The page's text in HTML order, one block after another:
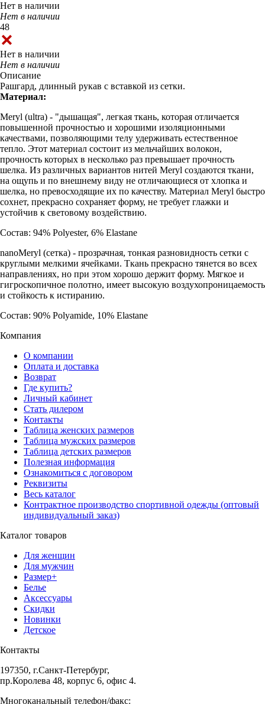
Нет в наличии
Нет в наличии
48
Нет в наличии
Нет в наличии
Описание
Рашгард, длинный рукав с вставкой из сетки.
Материал:
Meryl (ultra) - "дышащая", легкая ткань, которая отличается
повышенной прочностью и хорошими изоляционными
качествами, позволяющими телу удерживать естественное
тепло. Этот материал состоит из мельчайших волокон,
прочность которых в несколько раз превышает прочность
шелка. Из различных вариантов нитей Meryl создаются ткани,
на ощупь и по внешнему виду не отличающиеся от хлопка и
шелка, но превосходящие их по качеству. Материал Meryl быстро
сохнет, прекрасно сохраняет форму, не требует глажки и
устойчив к световому воздействию.
Состав: 94% Polyester, 6% Elastane
nanoMeryl (cетка) - прозрачная, тонкая разновидность сетки с
круглыми мелкими ячейками. Ткань прекрасно тянется во всех
направлениях, но при этом хорошо держит форму. Мягкое и
гигроскопичное полотно, имеет высокую воздухопроницаемость
и стойкость к истиранию.
Состав: 90% Polyamide, 10% Elastane
Компания
О компании
Оплата и доставка
Возврат
Где купить?
Личный кабинет
Стать дилером
Контакты
Таблица женских размеров
Таблица мужских размеров
Таблица детских размеров
Полезная информация
Ознакомиться с договором
Реквизиты
Весь каталог
Контрактное производство спортивной одежды (оптовый
индивидуальный заказ)
Каталог товаров
Для женщин
Для мужчин
Размер+
Белье
Аксессуары
Скидки
Новинки
Детское
Контакты
197350, г.Санкт-Петербург,
пр.Королева 48, корпус 6, офис 4.
Многоканальный телефон/факс: